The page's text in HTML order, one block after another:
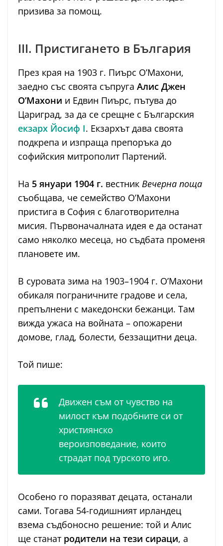
призива за помощ.
III. Пристигането в България
През края на 1903 г. Пиърс О’Махони,
заедно със своята съпруга Алис Джен
О’Махони и Едвин Пиърс, пътува до
Цариград, за да се срещне с Българския
екзарх Йосиф I. Екзархът дава своята
подкрепа и изпраща препоръка до
софийския митрополит Партений.
На 5 януари 1904 г. вестник Вечерна поща
съобщава, че семейство О’Махони
пристига в София с благотворителна
мисия. Първоначалната идея е да останат
само няколко месеца, но съдбата променя
плановете им.
В суровата зима на 1903–1904 г. О’Махони
обикаля пограничните градове и села,
препълнени с македонски бежанци. Там
вижда ужаса на войната – опожарени
домове, глад, болести, беззащитни деца.
Той пише:
Движен съм от чувство на
милост към подобните си от
християнско
вероизповедание, които
страдат под турското иго.
Особено го поразяват децата, останали
сами. Тогава 54-годишният ирландец
взема съдбоносно решение: той и Алис
ще станат родители на тези сираци, а